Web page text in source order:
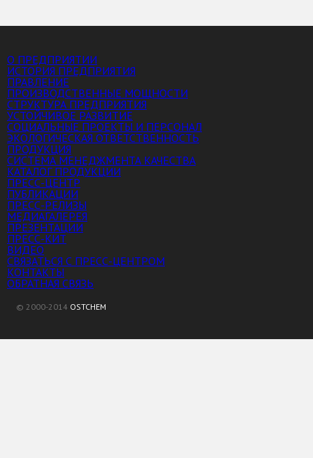
О ПРЕДПРИЯТИИ
ИСТОРИЯ ПРЕДПРИЯТИЯ
ПРАВЛЕНИЕ
ПРОИЗВОДСТВЕННЫЕ МОЩНОСТИ
СТРУКТУРА ПРЕДПРИЯТИЯ
УСТОЙЧИВОЕ РАЗВИТИЕ
СОЦИАЛЬНЫЕ ПРОЕКТЫ И ПЕРСОНАЛ
ЭКОЛОГИЧЕСКАЯ ОТВЕТСТВЕННОСТЬ
ПРОДУКЦИЯ
СИСТЕМА МЕНЕДЖМЕНТА КАЧЕСТВА
КАТАЛОГ ПРОДУКЦИИ
ПРЕСС-ЦЕНТР
ПУБЛИКАЦИИ
ПРЕСС-РЕЛИЗЫ
МЕДИАГАЛЕРЕЯ
ПРЕЗЕНТАЦИИ
ПРЕСС-КИТ
ВИДЕО
СВЯЗАТЬСЯ С ПРЕСС-ЦЕНТРОМ
КОНТАКТЫ
ОБРАТНАЯ СВЯЗЬ
© 2000-2014 OSTCHEM